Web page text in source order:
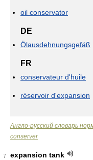
oil conservator
DE
Ölausdehnungsgefäß
FR
conservateur d'huile
réservoir d'expansion
Англо-русский словарь
conserver
7
expansion tank